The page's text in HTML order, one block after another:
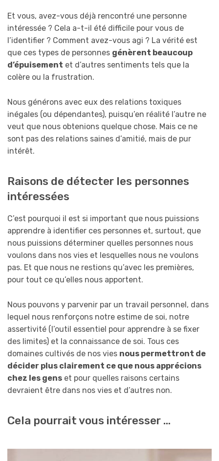
Et vous, avez-vous déjà rencontré une personne
intéressée ? Cela a-t-il été difficile pour vous de
l’identifier ? Comment avez-vous agi ? La vérité est
que ces types de personnes génèrent beaucoup
d’épuisement et d’autres sentiments tels que la
colère ou la frustration.
Nous générons avec eux des relations toxiques
inégales (ou dépendantes), puisqu’en réalité l’autre ne
veut que nous obtenions quelque chose. Mais ce ne
sont pas des relations saines d’amitié, mais de pur
intérêt.
Raisons de détecter les personnes
intéressées
C’est pourquoi il est si important que nous puissions
apprendre à identifier ces personnes et, surtout, que
nous puissions déterminer quelles personnes nous
voulons dans nos vies et lesquelles nous ne voulons
pas. Et que nous ne restions qu’avec les premières,
pour tout ce qu’elles nous apportent.
Nous pouvons y parvenir par un travail personnel, dans
lequel nous renforçons notre estime de soi, notre
assertivité (l’outil essentiel pour apprendre à se fixer
des limites) et la connaissance de soi. Tous ces
domaines cultivés de nos vies nous permettront de
décider plus clairement ce que nous apprécions
chez les gens et pour quelles raisons certains
devraient être dans nos vies et d’autres non.
Cela pourrait vous intéresser …